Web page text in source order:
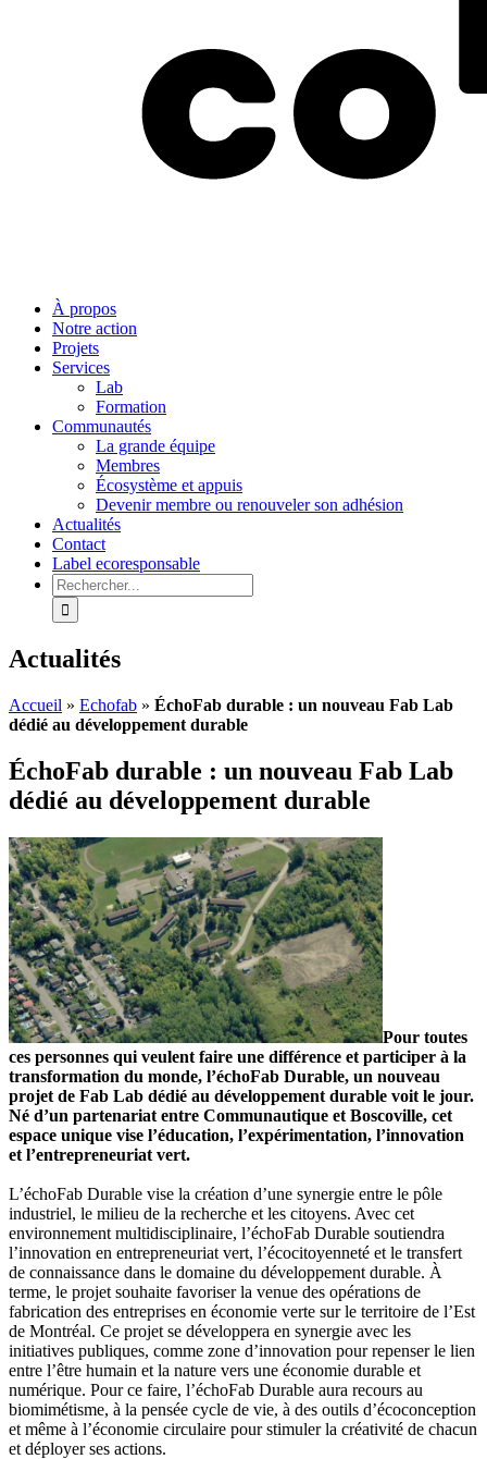
À propos
Notre action
Projets
Services
Lab
Formation
Communautés
La grande équipe
Membres
Écosystème et appuis
Devenir membre ou renouveler son adhésion
Actualités
Contact
Label ecoresponsable
Rechercher:
Actualités
Accueil » Echofab » ÉchoFab durable : un nouveau Fab Lab
dédié au développement durable
ÉchoFab durable : un nouveau Fab Lab
dédié au développement durable
Pour toutes
ces personnes qui veulent faire une différence et participer à la
transformation du monde, l’échoFab Durable, un nouveau
projet de Fab Lab dédié au développement durable voit le jour.
Né d’un partenariat entre Communautique et Boscoville, cet
espace unique vise l’éducation, l’expérimentation, l’innovation
et l’entrepreneuriat vert.
L’échoFab Durable vise la création d’une synergie entre le pôle
industriel, le milieu de la recherche et les citoyens. Avec cet
environnement multidisciplinaire, l’échoFab Durable soutiendra
l’innovation en entrepreneuriat vert, l’écocitoyenneté et le transfert
de connaissance dans le domaine du développement durable. À
terme, le projet souhaite favoriser la venue des opérations de
fabrication des entreprises en économie verte sur le territoire de l’Est
de Montréal. Ce projet se développera en synergie avec les
initiatives publiques, comme zone d’innovation pour repenser le lien
entre l’être humain et la nature vers une économie durable et
numérique. Pour ce faire, l’échoFab Durable aura recours au
biomimétisme, à la pensée cycle de vie, à des outils d’écoconception
et même à l’économie circulaire pour stimuler la créativité de chacun
et déployer ses actions.